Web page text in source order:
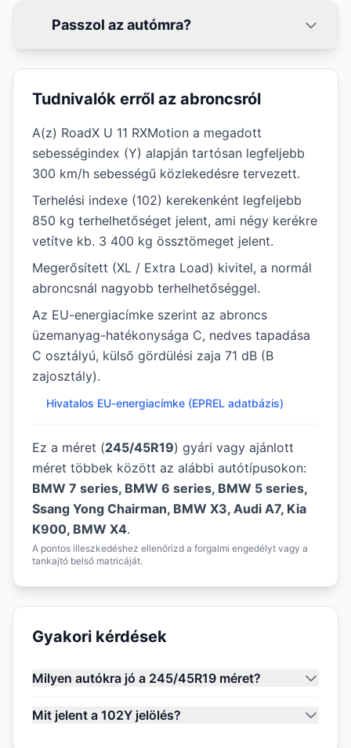
Passzol az autómra?
Tudnivalók erről az abroncsról
A(z) RoadX U 11 RXMotion a megadott
sebességindex (Y) alapján tartósan legfeljebb
300 km/h sebességű közlekedésre tervezett.
Terhelési indexe (102) kerekenként legfeljebb
850 kg terhelhetőséget jelent, ami négy kerékre
vetítve kb. 3 400 kg össztömeget jelent.
Megerősített (XL / Extra Load) kivitel, a normál
abroncsnál nagyobb terhelhetőséggel.
Az EU-energiacímke szerint az abroncs
üzemanyag-hatékonysága C, nedves tapadása
C osztályú, külső gördülési zaja 71 dB (B
zajosztály).
Hivatalos EU-energiacímke (EPREL adatbázis)
Ez a méret (245/45R19) gyári vagy ajánlott
méret többek között az alábbi autótípusokon:
BMW 7 series, BMW 6 series, BMW 5 series,
Ssang Yong Chairman, BMW X3, Audi A7, Kia
K900, BMW X4.
A pontos illeszkedéshez ellenőrizd a forgalmi engedélyt vagy a
tankajtó belső matricáját.
Gyakori kérdések
Milyen autókra jó a 245/45R19 méret?
Mit jelent a 102Y jelölés?